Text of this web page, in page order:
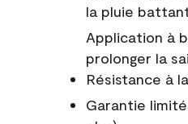
la pluie
Application à
prolonger la
Résistance à
Garantie